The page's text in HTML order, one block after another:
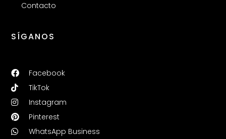
Contacto
SÍGANOS
Facebook
TikTok
Instagram
Pinterest
WhatsApp Business